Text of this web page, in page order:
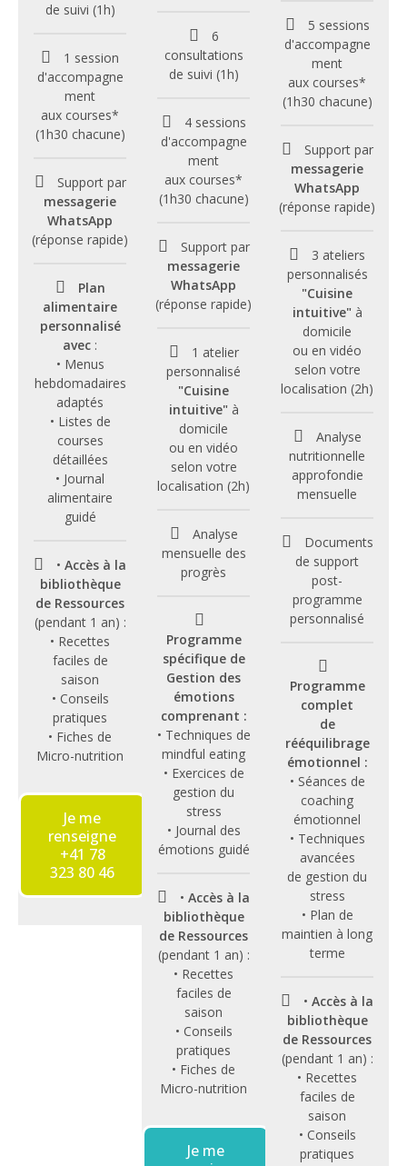
de suivi (1h)
1 session
d'accompagne
ment
aux courses*
(1h30 chacune)
Support par
messagerie
WhatsApp
(réponse rapide)
Plan
alimentaire
personnalisé
avec :
• Menus
hebdomadaires
adaptés
• Listes de
courses
détaillées
• Journal
alimentaire
guidé
• Accès à la
bibliothèque
de Ressources
(pendant 1 an) :
• Recettes
faciles de
saison
• Conseils
pratiques
• Fiches de
Micro-nutrition
Je me
renseigne
+41 78
323 80 46
6
consultations
de suivi (1h)
4 sessions
d'accompagne
ment
aux courses*
(1h30 chacune)
Support par
messagerie
WhatsApp
(réponse rapide)
1 atelier
personnalisé
"Cuisine
intuitive" à
domicile
ou en vidéo
selon votre
localisation (2h)
Analyse
mensuelle des
progrès
Programme
spécifique de
Gestion des
émotions
comprenant :
• Techniques de
mindful eating
• Exercices de
gestion du
stress
• Journal des
émotions guidé
• Accès à la
bibliothèque
de Ressources
(pendant 1 an) :
• Recettes
faciles de
saison
• Conseils
pratiques
• Fiches de
Micro-nutrition
Je me
5 sessions
d'accompagne
ment
aux courses*
(1h30 chacune)
Support par
messagerie
WhatsApp
(réponse rapide)
3 ateliers
personnalisés
"Cuisine
intuitive" à
domicile
ou en vidéo
selon votre
localisation (2h)
Analyse
nutritionnelle
approfondie
mensuelle
Documents
de support
post-
programme
personnalisé
Programme
complet
de
rééquilibrage
émotionnel :
• Séances de
coaching
émotionnel
• Techniques
avancées
de gestion du
stress
• Plan de
maintien à long
terme
• Accès à la
bibliothèque
de Ressources
(pendant 1 an) :
• Recettes
faciles de
saison
• Conseils
pratiques